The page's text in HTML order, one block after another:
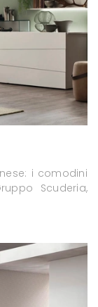
i comodini
Scuderia,